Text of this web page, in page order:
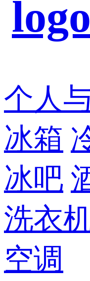
个人
冰箱
冰吧
洗衣
空调